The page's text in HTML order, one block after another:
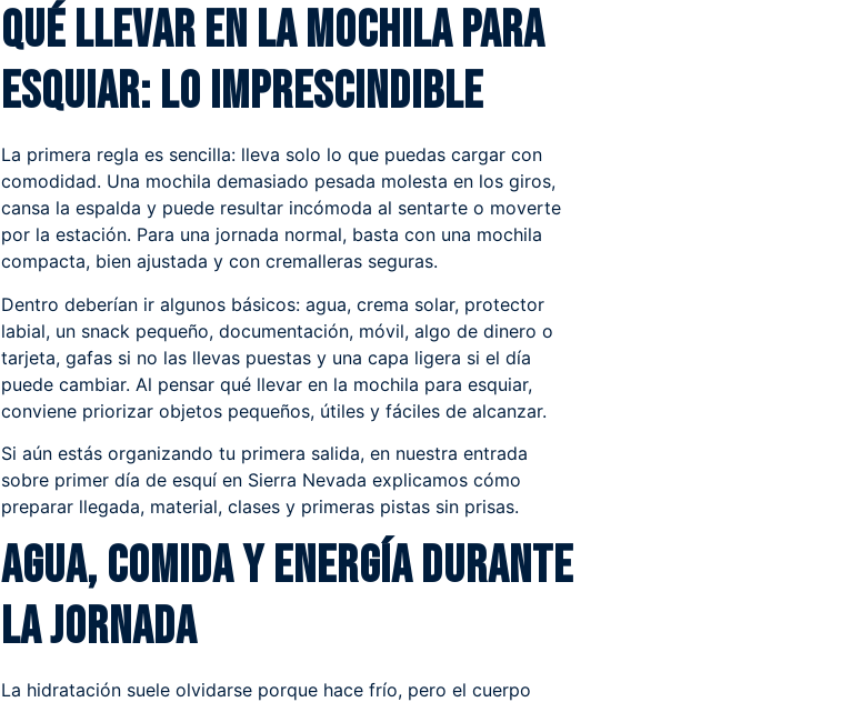
Qué llevar en la mochila para
esquiar: lo imprescindible
La primera regla es sencilla: lleva solo lo que puedas cargar con
comodidad. Una mochila demasiado pesada molesta en los giros,
cansa la espalda y puede resultar incómoda al sentarte o moverte
por la estación. Para una jornada normal, basta con una mochila
compacta, bien ajustada y con cremalleras seguras.
Dentro deberían ir algunos básicos: agua, crema solar, protector
labial, un snack pequeño, documentación, móvil, algo de dinero o
tarjeta, gafas si no las llevas puestas y una capa ligera si el día
puede cambiar. Al pensar qué llevar en la mochila para esquiar,
conviene priorizar objetos pequeños, útiles y fáciles de alcanzar.
Si aún estás organizando tu primera salida, en nuestra entrada
sobre primer día de esquí en Sierra Nevada explicamos cómo
preparar llegada, material, clases y primeras pistas sin prisas.
Agua, comida y energía durante
la jornada
La hidratación suele olvidarse porque hace frío, pero el cuerpo